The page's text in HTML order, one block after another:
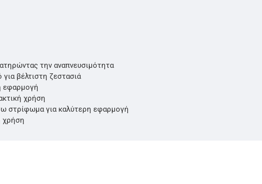
την αναπνευσιμότητα
βέλτιστη ζεστασιά
εφαρμογή
χρήση
στρίφωμα για καλύτερη εφαρμογή
χρήση